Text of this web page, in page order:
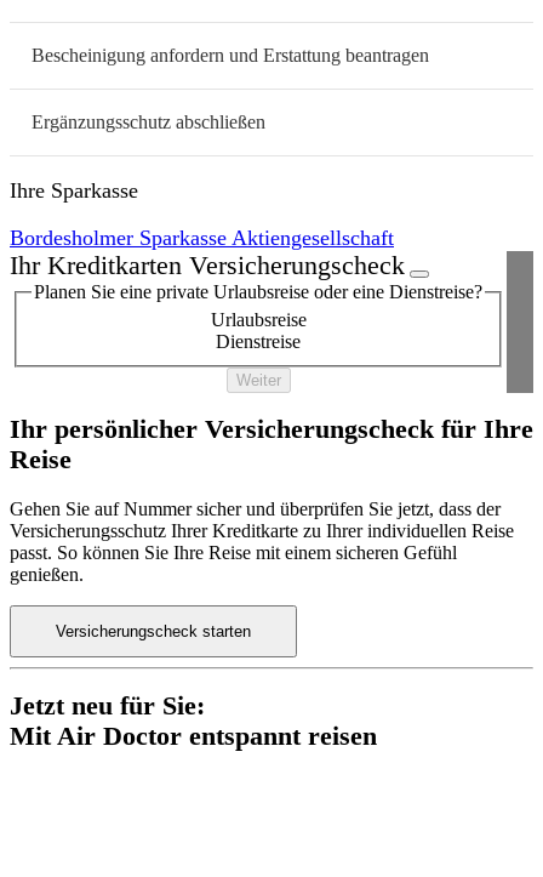
Bescheinigung anfordern und Erstattung beantragen
Ergänzungsschutz abschließen
Ihre Sparkasse
Bordesholmer Sparkasse Aktiengesellschaft
Ihr Kreditkarten Versicherungscheck
Planen Sie eine private Urlaubsreise oder eine Dienstreise?
Urlaubsreise
Dienstreise
Weiter
Ihr persönlicher Versicherungscheck für Ihre
Reise
Gehen Sie auf Nummer sicher und überprüfen Sie jetzt, dass der
Versicherungsschutz Ihrer Kreditkarte zu Ihrer individuellen Reise
passt. So können Sie Ihre Reise mit einem sicheren Gefühl
genießen.
Versicherungscheck starten
Jetzt neu für Sie:
Mit Air Doctor entspannt reisen